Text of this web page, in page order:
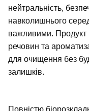
нейтральність,
навколишнього
важливими. Продукт
речовин та
для очищення без
залишків.
Повністю